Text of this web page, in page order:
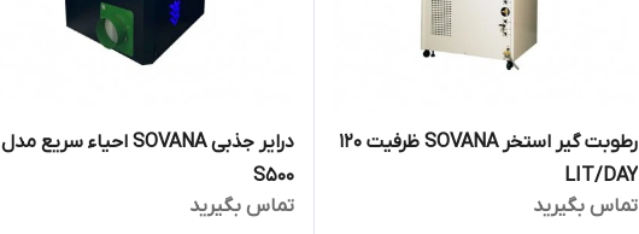
رطوبت گیر استخر SOVANA ظرفیت 120
LIT/DAY
تماس بگیرید
درایر جذبی SOVANA احیاء سریع مدل
S500
تماس بگیرید